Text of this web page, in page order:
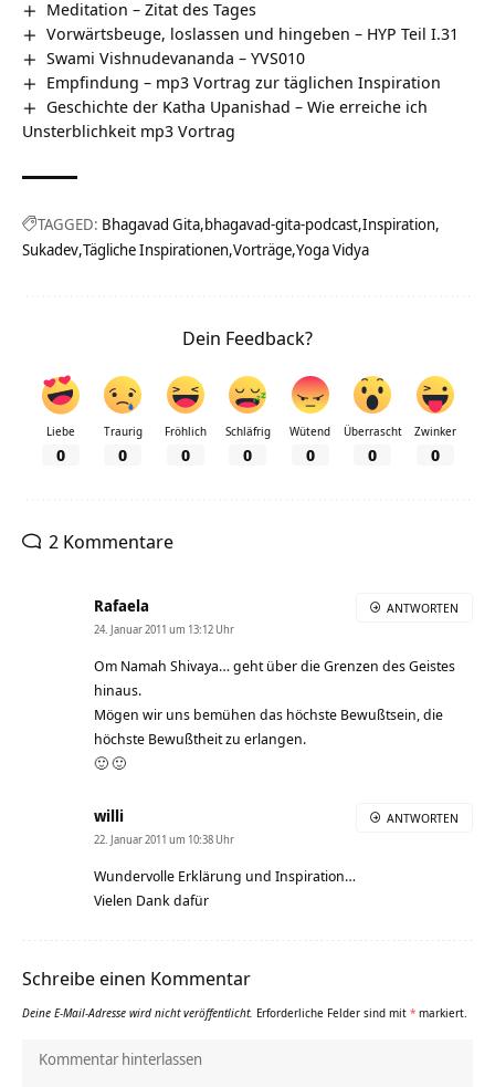
Meditation – Zitat des Tages
Vorwärtsbeuge, loslassen und hingeben – HYP Teil I.31
Swami Vishnudevananda – YVS010
Empfindung – mp3 Vortrag zur täglichen Inspiration
Geschichte der Katha Upanishad – Wie erreiche ich
Unsterblichkeit mp3 Vortrag
TAGGED: Bhagavad Gita bhagavad-gita-podcast Inspiration
Sukadev Tägliche Inspirationen Vorträge Yoga Vidya
Dein Feedback?
Liebe
0
Traurig
0
Fröhlich
0
Schläfrig
0
Wütend
0
Überrascht
0
Zwinker
0
2 Kommentare
Rafaela
24. Januar 2011 um 13:12 Uhr
Om Namah Shivaya… geht über die Grenzen des Geistes
hinaus.
Mögen wir uns bemühen das höchste Bewußtsein, die
höchste Bewußtheit zu erlangen.
🙂 🙂
ANTWORTEN
willi
22. Januar 2011 um 10:38 Uhr
Wundervolle Erklärung und Inspiration…
Vielen Dank dafür
ANTWORTEN
Schreibe einen Kommentar
Deine E-Mail-Adresse wird nicht veröffentlicht. Erforderliche Felder sind mit * markiert.